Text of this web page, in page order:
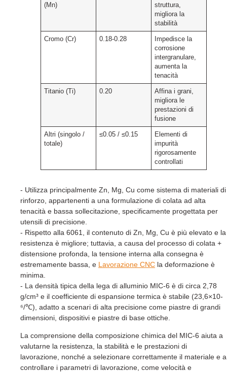
(Mn)
struttura,
migliora la
stabilità
Cromo (Cr) 0.18-0.28
Impedisce la
corrosione
intergranulare,
aumenta la
tenacità
Titanio (Ti) 0.20
Affina i grani,
migliora le
prestazioni di
fusione
Altri (singolo /
totale)
≤0.05 / ≤0.15
Elementi di
impurità
rigorosamente
controllati
- Utilizza principalmente Zn, Mg, Cu come sistema di materiali di
rinforzo, appartenenti a una formulazione di colata ad alta
tenacità e bassa sollecitazione, specificamente progettata per
utensili di precisione.
- Rispetto alla 6061, il contenuto di Zn, Mg, Cu è più elevato e la
resistenza è migliore; tuttavia, a causa del processo di colata +
distensione profonda, la tensione interna alla consegna è
estremamente bassa, e Lavorazione CNC la deformazione è
minima.
- La densità tipica della lega di alluminio MIC-6 è di circa 2,78
g/cm³ e il coefficiente di espansione termica è stabile (23,6×10-
⁶/℃), adatto a scenari di alta precisione come piastre di grandi
dimensioni, dispositivi e piastre di base ottiche.
La comprensione della composizione chimica del MIC-6 aiuta a
valutarne la resistenza, la stabilità e le prestazioni di
lavorazione, nonché a selezionare correttamente il materiale e a
controllare i parametri di lavorazione, come velocità e